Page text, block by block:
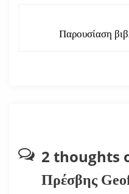
ά
Παρουσίαση
2 thoughts
Πρέσβης